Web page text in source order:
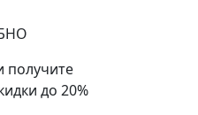
получите
до 20%